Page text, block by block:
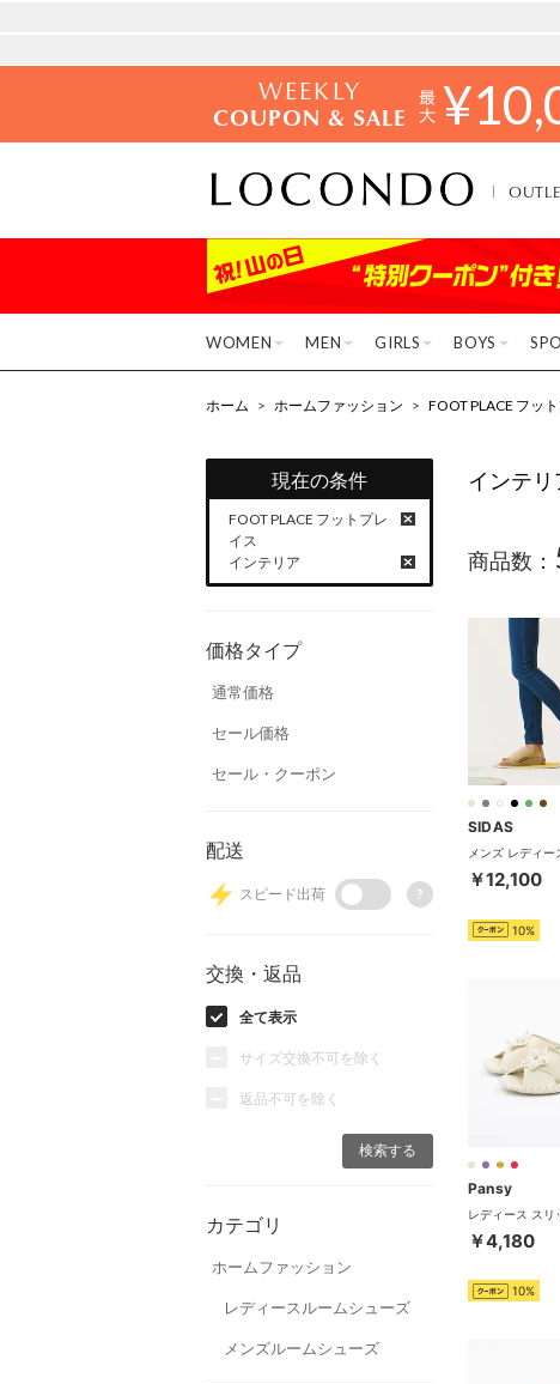
WEEKLY
COUPON & SALE ¥
WOMEN MEN GIRLS BOYS
ホーム > ホームファッション > FOOT PLACE フッ
現在の条件
FOOT PLACE フットプレ
イス
インテリア
価格タイプ
通常価格
セール価格
セール・クーポン
配送
スピード出荷 ?
交換・返品
全て表示
サイズ交換不可を除く
返品不可を除く
カテゴリ
ホームファッション
レディースルームシューズ
メンズルームシューズ
インテリ
商品数：
SIDAS
￥12,100
10%
Pansy
￥4,180
10%